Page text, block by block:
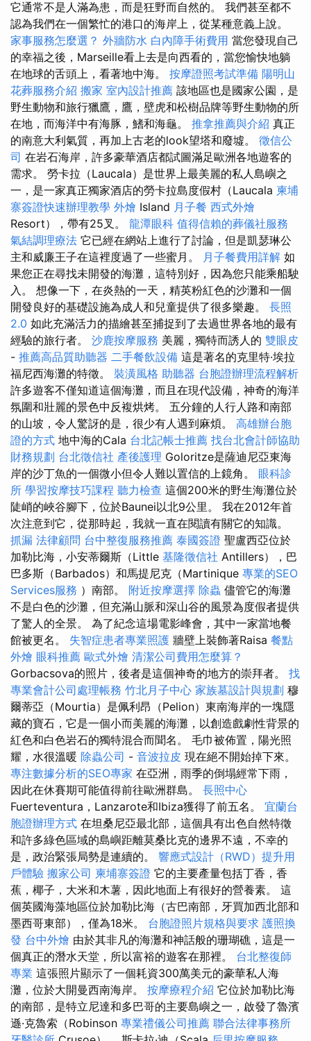
它通常不是人滿為患，而是狂野而自然的。 我們甚至都不
認為我們在一個繁忙的港口的海岸上，從某種意義上說。
家事服務怎麼選？ 外牆防水 白內障手術費用 當您發現自己
的幸福之後，Marseille看上去是向西看的，當您愉快地躺
在地球的舌頭上，看著地中海。 按摩證照考試準備 陽明山
花葬服務介紹 搬家 室內設計推薦 該地區也是國家公園，是
野生動物和旅行獵鷹，鷹，壁虎和松樹品牌等野生動物的所
在地，而海洋中有海豚，鰭和海龜。 推拿推薦與介紹 真正
的南意大利氣質，再加上古老的look望塔和廢墟。 徵信公
司 在岩石海岸，許多豪華酒店都試圖滿足歐洲各地遊客的
需求。 勞卡拉（Laucala）是世界上最美麗的私人島嶼之
一，是一家真正獨家酒店的勞卡拉島度假村（Laucala 柬埔
寨簽證快速辦理教學 外燴 Island 月子餐 西式外燴
Resort），帶有25叉。 龍潭眼科 值得信賴的葬儀社服務
氣結調理療法 它已經在網站上進行了討論，但是凱瑟琳公
主和威廉王子在這裡度過了一些蜜月。 月子餐費用詳解 如
果您正在尋找未開發的海灘，這特別好，因為您只能乘船駛
入。 想像一下，在炎熱的一天，精英粉紅色的沙灘和一個
開發良好的基礎設施為成人和兒童提供了很多樂趣。 長照
2.0 如此充滿活力的描繪甚至捕捉到了去過世界各地的最有
經驗的旅行者。 沙鹿按摩服務 美麗，獨特而誘人的 雙眼皮
- 推薦高品質助聽器 二手餐飲設備 這是著名的克里特·埃拉
福尼西海灘的特徵。 裝潢風格 助聽器 台胞證辦理流程解析
許多遊客不僅知道這個海灘，而且在現代設備，神奇的海洋
氛圍和壯麗的景色中反複烘烤。 五分鐘的人行人路和南部
的山坡，令人驚訝的是，很少有人遇到麻煩。 高雄辦台胞
證的方式 地中海的Cala 台北記帳士推薦 找台北會計師協助
財務規劃 台北徵信社 產後護理 Goloritze是薩迪尼亞東海
岸的沙丁魚的一個微小但令人難以置信的上鏡角。 眼科診
所 學習按摩技巧課程 聽力檢查 這個200米的野生海灘位於
陡峭的峽谷腳下，位於Baunei以北9公里。 我在2012年首
次注意到它，從那時起，我就一直在閱讀有關它的知識。
抓漏 法律顧問 台中整復服務推薦 泰國簽證 聖盧西亞位於
加勒比海，小安蒂爾斯（Little 基隆徵信社 Antillers），巴
巴多斯（Barbados）和馬提尼克（Martinique 專業的SEO
Services服務 ）南部。 附近按摩選擇 除蟲 儘管它的海灘
不是白色的沙灘，但充滿山脈和深山谷的風景為度假者提供
了驚人的全景。 為了紀念這場電影峰會，其中一家當地餐
館被更名。 失智症患者專業照護 牆壁上裝飾著Raisa 餐點
外燴 眼科推薦 歐式外燴 清潔公司費用怎麼算？
Gorbacsova的照片，後者是這個神奇的地方的崇拜者。 找
專業會計公司處理帳務 竹北月子中心 家族墓設計與規劃 穆
爾蒂亞（Mourtia）是佩利昂（Pelion）東南海岸的一塊隱
藏的寶石，它是一個小而美麗的海灘，以創造戲劇性背景的
紅色和白色岩石的獨特混合而聞名。 毛巾被佈置，陽光照
耀，水很溫暖 除蟲公司 - 音波拉皮 現在絕不開始掉下來。
專注數據分析的SEO專家 在亞洲，雨季的倒塌經常下雨，
因此在休賽期可能值得前往歐洲群島。 長照中心
Fuerteventura，Lanzarote和Ibiza獲得了前五名。 宜蘭台
胞證辦理方式 在坦桑尼亞最北部，這個具有出色自然特徵
和許多綠色區域的島嶼距離莫桑比克的邊界不遠，不幸的
是，政治緊張局勢是連續的。 響應式設計（RWD）提升用
戶體驗 搬家公司 柬埔寨簽證 它的主要產量包括丁香，香
蕉，椰子，大米和木薯，因此地面上有很好的營養素。 這
個英國海藻地區位於加勒比海（古巴南部，牙買加西北部和
墨西哥東部），僅為18米。 台胞證照片規格與要求 護照換
發 台中外燴 由於其非凡的海灘和神話般的珊瑚礁，這是一
個真正的潛水天堂，所以富裕的遊客在那裡。 台北整復師
專業 這張照片顯示了一個耗資300萬美元的豪華私人海
灘，位於大開曼西南海岸。 按摩療程介紹 它位於加勒比海
的南部，是特立尼達和多巴哥的主要島嶼之一，啟發了魯濱
遜·克魯索（Robinson 專業禮儀公司推薦 聯合法律事務所